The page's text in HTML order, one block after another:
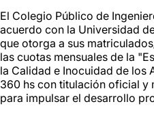
El Colegio Público de
acuerdo con la Universidad
que otorga a sus
las cuotas mensuales de la
la Calidad e Inocuidad de los
360 hs con titulación oficial y
para impulsar el desarrollo